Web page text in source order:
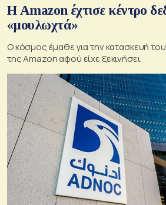
Η Amazon έχτισε κέντρο
«μουλωχτά»
Ο κόσμος έμαθε για την κατασκευή
της Amazon αφού είχε ξεκινήσει